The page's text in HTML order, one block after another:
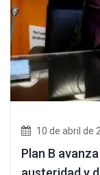
10 de abril de
Plan B